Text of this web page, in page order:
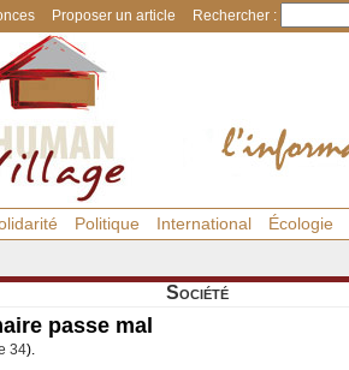
Proposer un article Rechercher :
Politique International Écologie
Société
passe mal
34).